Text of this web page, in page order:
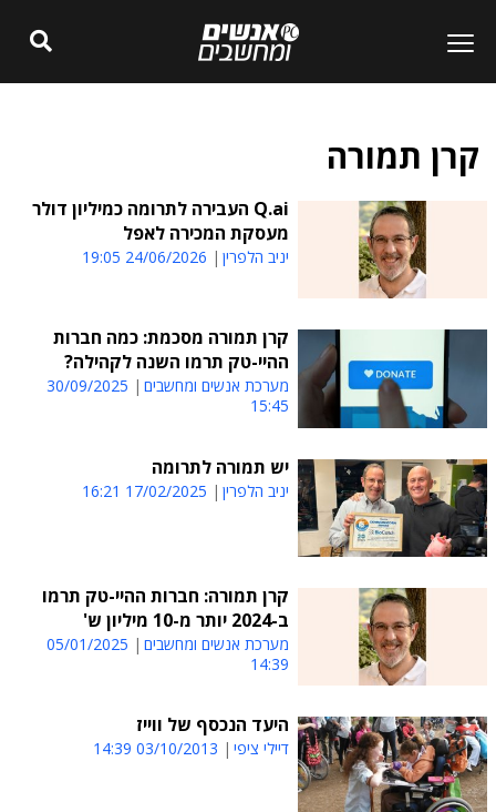
קרן תמורה
Q.ai העבירה לתרומה כמיליון דולר
מעסקת המכירה לאפל
יניב הלפרין 24/06/2026 19:05
קרן תמורה מסכמת: כמה חברות
ההיי-טק תרמו השנה לקהילה?
מערכת אנשים ומחשבים
30/09/2025
15:45
יש תמורה לתרומה
יניב הלפרין 17/02/2025 16:21
קרן תמורה: חברות ההיי-טק תרמו
ב-2024 יותר מ-10 מיליון ש'
מערכת אנשים ומחשבים
05/01/2025
14:39
היעד הנכסף של ווייז
דיילי ציפי 03/10/2013 14:39